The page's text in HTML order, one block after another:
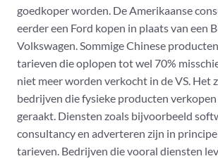
goedkoper worden. De Amerikaanse
eerder een Ford kopen in plaats van een
Volkswagen. Sommige Chinese
tarieven die oplopen tot wel 70%
niet meer worden verkocht in de VS. Het
bedrijven die fysieke producten
geraakt. Diensten zoals bijvoorbeeld
consultancy en adverteren zijn in
tarieven. Bedrijven die vooral diensten